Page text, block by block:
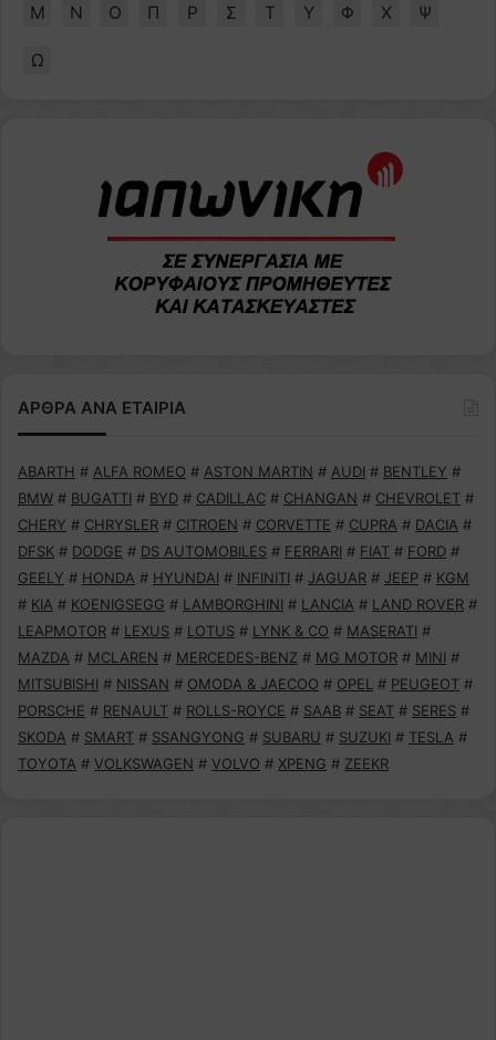
Μ Ν Ο Π Ρ Σ Τ Υ Φ Χ Ψ
Ω
ΑΡΘΡΑ ΑΝΑ ΕΤΑΙΡΙΑ
ABARTH # ALFA ROMEO # ASTON MARTIN # AUDI # BENTLEY #
BMW # BUGATTI # BYD # CADILLAC # CHANGAN # CHEVROLET #
CHERY # CHRYSLER # CITROEN # CORVETTE # CUPRA # DACIA #
DFSK # DODGE # DS AUTOMOBILES # FERRARI # FIAT # FORD #
GEELY # HONDA # HYUNDAI # INFINITI # JAGUAR # JEEP # KGM
# KIA # KOENIGSEGG # LAMBORGHINI # LANCIA # LAND ROVER #
LEAPMOTOR # LEXUS # LOTUS # LYNK & CO # MASERATI #
MAZDA # MCLAREN # MERCEDES-BENZ # MG MOTOR # MINI #
MITSUBISHI # NISSAN # OMODA & JAECOO # OPEL # PEUGEOT #
PORSCHE # RENAULT # ROLLS-ROYCE # SAAB # SEAT # SERES #
SKODA # SMART # SSANGYONG # SUBARU # SUZUKI # TESLA #
TOYOTA # VOLKSWAGEN # VOLVO # XPENG # ZEEKR